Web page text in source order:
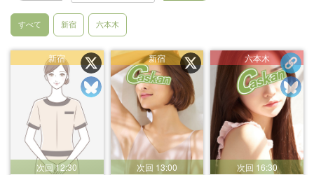
すべて 新宿 六本木
次回 12:30
新宿
次回 13:00
新宿
次回 16:30
六本木